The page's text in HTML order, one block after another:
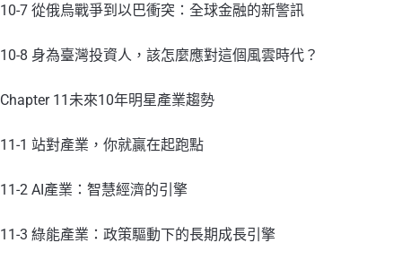
10-7 從俄烏戰爭到以巴衝突：全球金融的新警訊
10-8 身為臺灣投資人，該怎麼應對這個風雲時代？
Chapter 11未來10年明星產業趨勢
11-1 站對產業，你就贏在起跑點
11-2 AI產業：智慧經濟的引擎
11-3 綠能產業：政策驅動下的長期成長引擎